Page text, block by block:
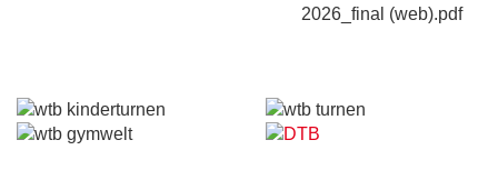
2026_final (web).pdf